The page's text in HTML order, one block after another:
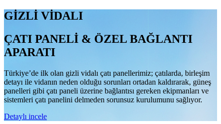
GİZLİ VİDALI
ÇATI PANELİ & ÖZEL BAĞLANTI
APARATI
Türkiye’de ilk olan gizli vidalı çatı panellerimiz; çatılarda, birleşim
detayı ile vidanın neden olduğu sorunları ortadan kaldırarak, güneş
panelleri gibi çatı paneli üzerine bağlantısı gereken ekipmanları ve
sistemleri çatı panelini delmeden sorunsuz kurulumunu sağlıyor.
Detaylı incele